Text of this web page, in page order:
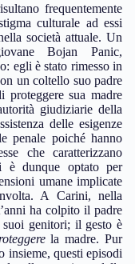
frequentemente
culturale ad essi
società attuale. Un
Bojan Panic,
egli è stato rimesso in
un coltello suo padre
proteggere sua madre
giudiziarie della
delle esigenze
penale poiché hanno
che caratterizzano
è dunque optato per
umane implicate
A Carini, nella
ha colpito il padre
suoi genitori; il gesto è
la madre. Pur
insieme, questi episodi